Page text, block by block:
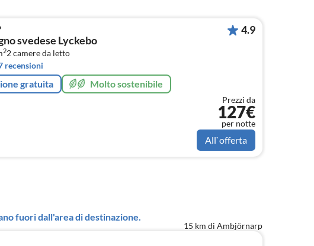
svedese Lyckebo
22camere da letto
recensioni
gratuita Molto sostenibile
4.9
Prezzi da
127€
per notte
All`offerta
fuori dall'area di destinazione.
15 km di Ambjörnarp